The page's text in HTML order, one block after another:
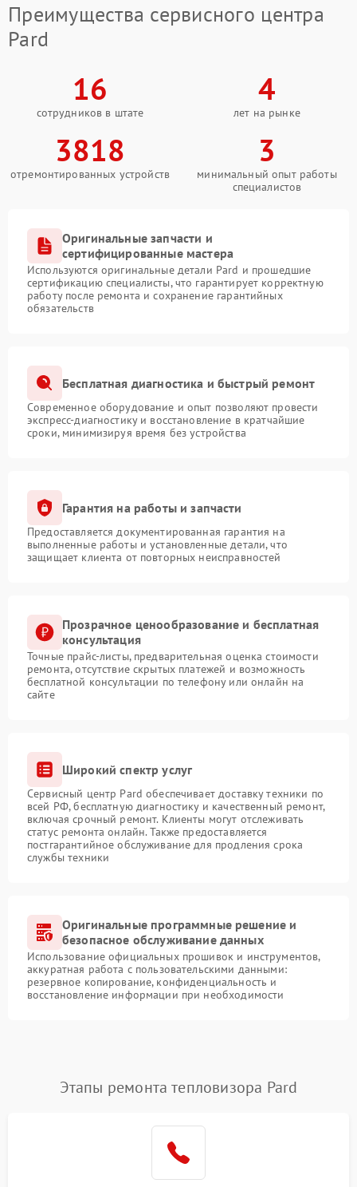
Преимущества сервисного центра
Pard
16
сотрудников в штате
4
лет на рынке
3818
отремонтированных устройств
3
минимальный опыт работы
специалистов
Оригинальные запчасти и
сертифицированные мастера
Используются оригинальные детали Pard и прошедшие
сертификацию специалисты, что гарантирует корректную
работу после ремонта и сохранение гарантийных
обязательств
Бесплатная диагностика и быстрый ремонт
Современное оборудование и опыт позволяют провести
экспресс-диагностику и восстановление в кратчайшие
сроки, минимизируя время без устройства
Гарантия на работы и запчасти
Предоставляется документированная гарантия на
выполненные работы и установленные детали, что
защищает клиента от повторных неисправностей
Прозрачное ценообразование и бесплатная
консультация
Точные прайс-листы, предварительная оценка стоимости
ремонта, отсутствие скрытых платежей и возможность
бесплатной консультации по телефону или онлайн на
сайте
Широкий спектр услуг
Сервисный центр Pard обеспечивает доставку техники по
всей РФ, бесплатную диагностику и качественный ремонт,
включая срочный ремонт. Клиенты могут отслеживать
статус ремонта онлайн. Также предоставляется
постгарантийное обслуживание для продления срока
службы техники
Оригинальные программные решение и
безопасное обслуживание данных
Использование официальных прошивок и инструментов,
аккуратная работа с пользовательскими данными:
резервное копирование, конфиденциальность и
восстановление информации при необходимости
Этапы ремонта тепловизора Pard